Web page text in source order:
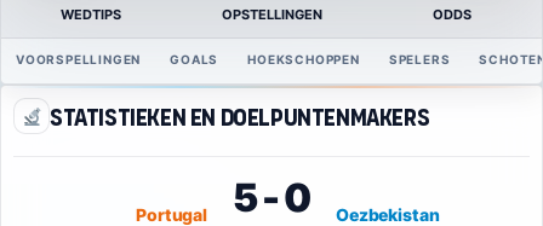
WEDTIPS OPSTELLINGEN ODDS
VOORSPELLINGEN GOALS HOEKSCHOPPEN SPELERS
Statistieken en doelpuntenmakers
Portugal 5 - 0 Oezbekistan